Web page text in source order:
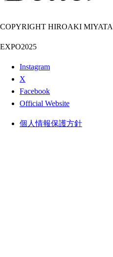
COPYRIGHT HIROAKI
EXPO2025
Instagram
X
Facebook
Official Website
個人情報保護方針